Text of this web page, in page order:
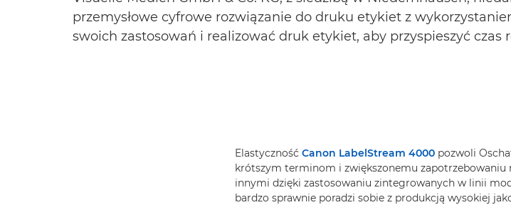
przemysłowe cyfrowe rozwiązanie do druku etykiet z
swoich zastosowań i realizować druk etykiet, aby przyspieszyć czas
Elastyczność Canon LabelStream 4000 pozwoli
krótszym terminom i zwiększonemu zapotrzebowaniu
innymi dzięki zastosowaniu zintegrowanych w linii
bardzo sprawnie poradzi sobie z produkcją wysokiej